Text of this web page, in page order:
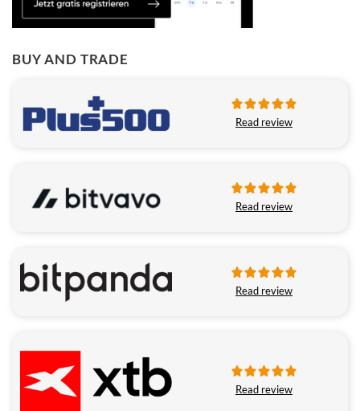
BUY AND TRADE
Read review
Read review
Read review
Read review